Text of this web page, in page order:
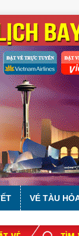
VÉ TÀU